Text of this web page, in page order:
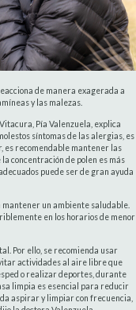
de manera exagerada a
y las malezas.
Pía Valenzuela, explica
síntomas de las alergias, es
es recomendable mantener las
concentración de polen es más
puede ser de gran ayuda
un ambiente saludable.
en los horarios de menor
Por ello, se recomienda usar
actividades al aire libre que
o realizar deportes, durante
limpia es esencial para reducir
aspirar y limpiar con frecuencia,